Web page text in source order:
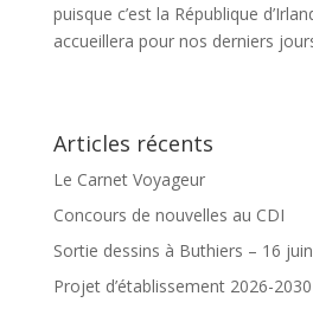
puisque c’est la République
accueillera pour nos derniers
Articles récents
Le Carnet Voyageur
Concours de nouvelles au CDI
Sortie dessins à Buthiers – 16
Projet d’établissement 2026-2030